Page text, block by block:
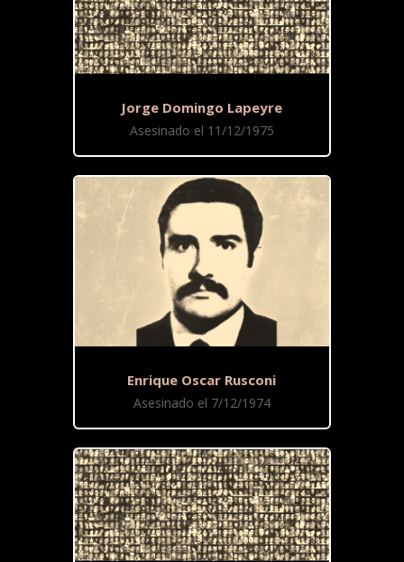
Jorge Domingo Lapeyre
Asesinado el 11/12/1975
Enrique Oscar Rusconi
Asesinado el 7/12/1974